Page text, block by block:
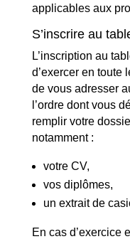
applicables aux
S’inscrire au
L’inscription au
d’exercer en toute
de vous adresser
l’ordre dont vous
remplir votre
notamment :
votre CV,
vos diplômes,
un extrait de
En cas d’exercice